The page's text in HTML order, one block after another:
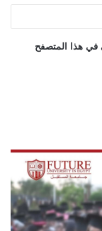
في هذا المتصفح